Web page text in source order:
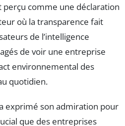
perçu comme une déclaration
où la transparence fait
de l’intelligence
de voir une entreprise
environnemental des
quotidien.
exprimé son admiration pour
que des entreprises